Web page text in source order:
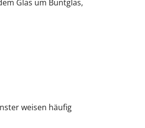
Glas um Buntglas,
weisen häufig